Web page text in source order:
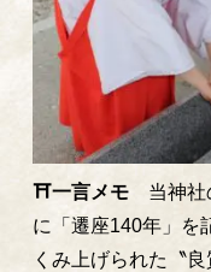
⛩一言メモ 当神社
に「遷座140年」を
くみ上げられた〝